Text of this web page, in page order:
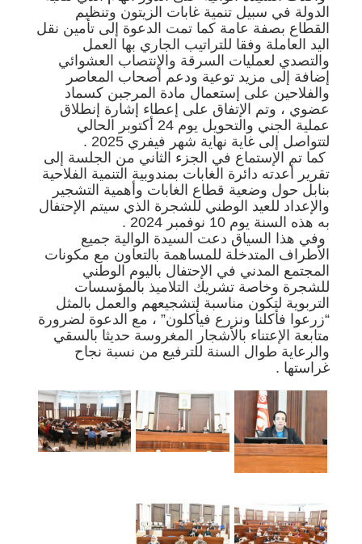
الدولة في سبيل تنمية غابات الزيتون وتنظيم
القطاع بصفة عامة كما تمت الدعوة إلى تأمين نقل
اليد العاملة وفقا للتراتيب الجاري بها العمل
والتصدي لعمليات السرقة والإنتصاب العشوائي
إضافة إلى مزيد توعية ودعم أصحاب المعاصر
والفلاحين على إستعمال مادة المرجبن كسماد
عضوي ، وتم الإتفاق على إعطاء إشارة إنطلاق
عملية الجني والتحويل يوم 24 أكتوبر الحالي
لتتواصل إلى غاية نهاية شهر فيفري 2025 .
كما تم الإستماع في الجزء الثاني من الجلسة إلى
تقرير أعدته دائرة الغابات بمندوبية التنمية الفلاحية
بنابل حول وضعية قطاع الغابات وأهمية التشجير
والإعداد للعيد الوطني للشجرة الذي سيتم الإحتفال
به هذه السنة يوم 10 نوفمبر 2024 .
وفي هذا السياق دعت السيدة الوالية جميع
الأطراف المتدخلة للمساهمة بالتعاون مع مكونات
المجتمع المدني في الإحتفال باليوم الوطني
للشجرة وخاصة تشريك التلاميذ بالمؤسسات
التربوية لتكون مناسبة لتشجيعهم والعمل بالمثل
“زرعوا فأكلنا ونزرع فيأكلون” ، مع الدعوة لضرورة
متابعة الإعتناء بالأشجار المغروسة حديثا بالسقي
والرعاية طوال السنة للترفيع من نسبة نجاح
غراستها .